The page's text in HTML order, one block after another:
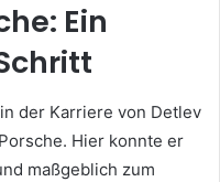
Ein
der Karriere von Detlev
Hier konnte er
maßgeblich zum